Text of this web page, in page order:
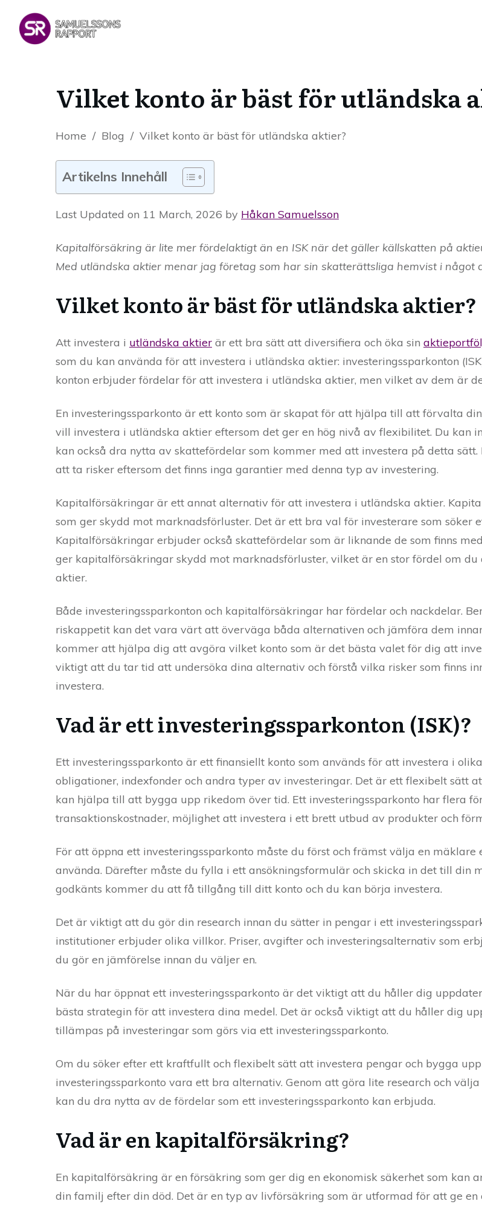
Vilket konto är bäst för utländska
Home / Blog / Vilket konto är bäst för utländska aktier?
Artikelns Innehåll
Last Updated on 11 March, 2026 by Håkan Samuelsson
Kapitalförsäkring är lite mer fördelaktigt än en ISK när det gäller källskatten på
Med utländska aktier menar jag företag som har sin skatterättsliga hemvist i något
Vilket konto är bäst för utländska aktier?
Att investera i utländska aktier är ett bra sätt att diversifiera och öka sin
som du kan använda för att investera i utländska aktier: investeringssparkonton
konton erbjuder fördelar för att investera i utländska aktier, men vilket av dem är
En investeringssparkonto är ett konto som är skapat för att hjälpa till att förvalta
vill investera i utländska aktier eftersom det ger en hög nivå av flexibilitet. Du kan
kan också dra nytta av skattefördelar som kommer med att investera på detta
att ta risker eftersom det finns inga garantier med denna typ av investering.
Kapitalförsäkringar är ett annat alternativ för att investera i utländska aktier.
som ger skydd mot marknadsförluster. Det är ett bra val för investerare som söker
Kapitalförsäkringar erbjuder också skattefördelar som är liknande de som finns
ger kapitalförsäkringar skydd mot marknadsförluster, vilket är en stor fördel om
aktier.
Både investeringssparkonton och kapitalförsäkringar har fördelar och nackdelar.
riskappetit kan det vara värt att överväga båda alternativen och jämföra dem
kommer att hjälpa dig att avgöra vilket konto som är det bästa valet för dig att
viktigt att du tar tid att undersöka dina alternativ och förstå vilka risker som finns
investera.
Vad är ett investeringssparkonton (ISK)?
Ett investeringssparkonto är ett finansiellt konto som används för att investera i
obligationer, indexfonder och andra typer av investeringar. Det är ett flexibelt sätt
kan hjälpa till att bygga upp rikedom över tid. Ett investeringssparkonto har flera
transaktionskostnader, möjlighet att investera i ett brett utbud av produkter och
För att öppna ett investeringssparkonto måste du först och främst välja en
använda. Därefter måste du fylla i ett ansökningsformulär och skicka in det till din
godkänts kommer du att få tillgång till ditt konto och du kan börja investera.
Det är viktigt att du gör din research innan du sätter in pengar i ett
institutioner erbjuder olika villkor. Priser, avgifter och investeringsalternativ som
du gör en jämförelse innan du väljer en.
När du har öppnat ett investeringssparkonto är det viktigt att du håller dig
bästa strategin för att investera dina medel. Det är också viktigt att du håller dig
tillämpas på investeringar som görs via ett investeringssparkonto.
Om du söker efter ett kraftfullt och flexibelt sätt att investera pengar och bygga
investeringssparkonto vara ett bra alternativ. Genom att göra lite research och
kan du dra nytta av de fördelar som ett investeringssparkonto kan erbjuda.
Vad är en kapitalförsäkring?
En kapitalförsäkring är en försäkring som ger dig en ekonomisk säkerhet som kan
din familj efter din död. Det är en typ av livförsäkring som är utformad för att ge en